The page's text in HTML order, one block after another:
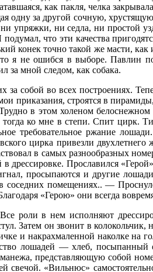
как пакля, челка
одну за другой сочную,
упряжки, ни седла, ни простой
что эти качества
конек точно такой же масти,
я не ошибся в выборе. Павлин
за мной следом, как собака.
собой во всех построениях.
при­казания, строятся в
в этом холеном
ко мне в степи. Спит цирк.
требовательное ржание
цирка привезли двухлетнего
в самых разно­образных
дрессировке. Прославился
просы­паются и другие
соседних помещениях.. —
«Герою» они всегда
роли в нем исполняют
Затем он звонит в
и накрахмаленной наколке на
лошадей — хлеб, по­сыпанный
представляющую собой
«Вильнюс»